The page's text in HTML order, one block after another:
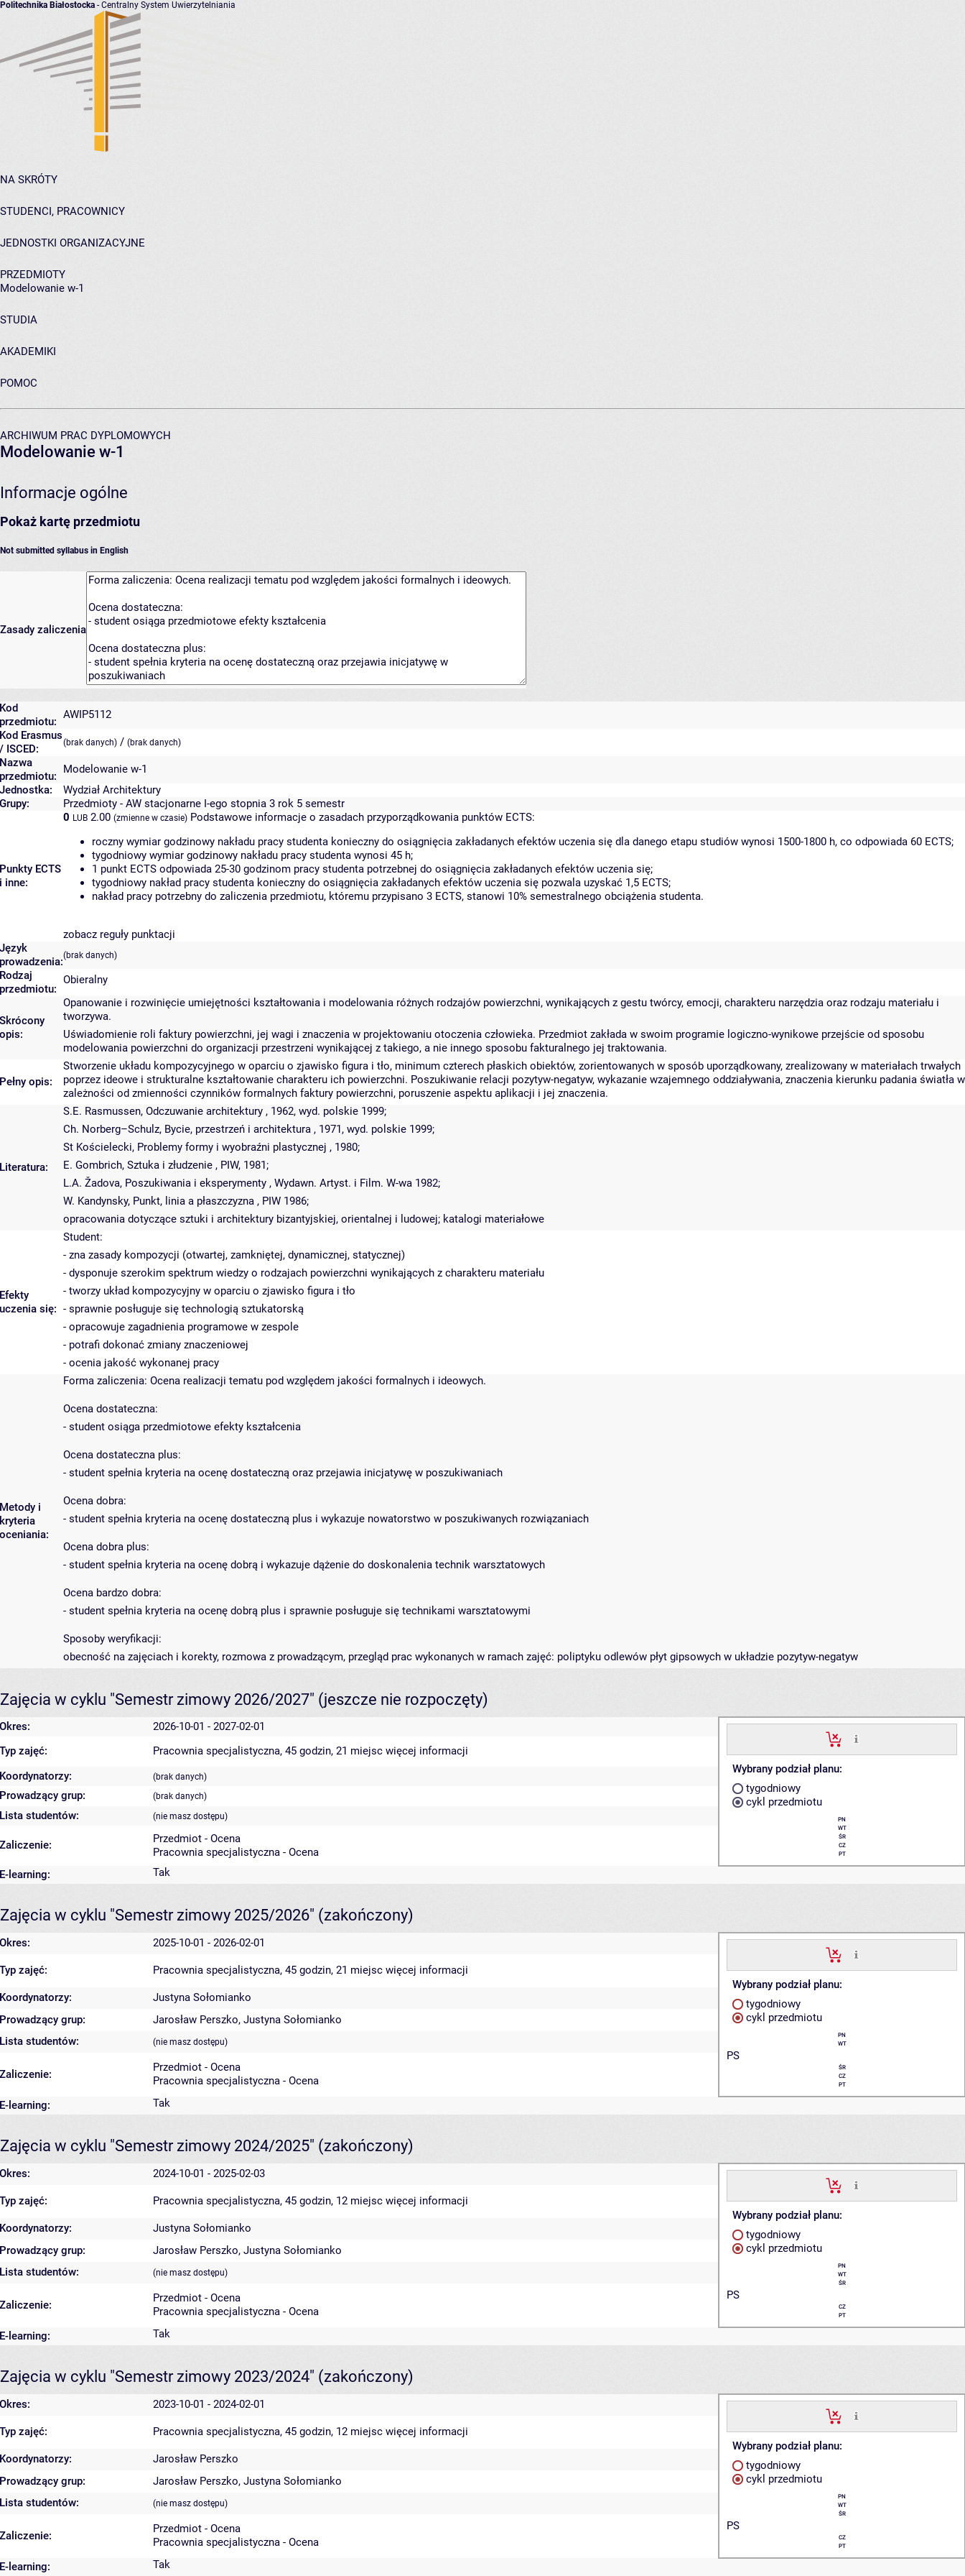
Politechnika Białostocka - Centralny System Uwierzytelniania
NA SKRÓTY
STUDENCI, PRACOWNICY
JEDNOSTKI ORGANIZACYJNE
PRZEDMIOTY
Modelowanie w-1
STUDIA
AKADEMIKI
POMOC
ARCHIWUM PRAC DYPLOMOWYCH
Modelowanie w-1
Informacje ogólne
Pokaż kartę przedmiotu
Not submitted syllabus in English
Zasady zaliczenia
Kod
przedmiotu:
AWIP5112
Kod Erasmus
/ ISCED:
(brak danych) / (brak danych)
Nazwa
przedmiotu:
Modelowanie w-1
Jednostka:
Wydział Architektury
Grupy:
Przedmioty - AW stacjonarne I-ego stopnia 3 rok 5 semestr
Punkty ECTS
i inne:
0 LUB 2.00 (zmienne w czasie) Podstawowe informacje o zasadach przyporządkowania punktów ECTS:
roczny wymiar godzinowy nakładu pracy studenta konieczny do osiągnięcia zakładanych efektów uczenia się dla danego etapu studiów wynosi 1500-1800 h, co odpowiada 60 ECTS;
tygodniowy wymiar godzinowy nakładu pracy studenta wynosi 45 h;
1 punkt ECTS odpowiada 25-30 godzinom pracy studenta potrzebnej do osiągnięcia zakładanych efektów uczenia się;
tygodniowy nakład pracy studenta konieczny do osiągnięcia zakładanych efektów uczenia się pozwala uzyskać 1,5 ECTS;
nakład pracy potrzebny do zaliczenia przedmiotu, któremu przypisano 3 ECTS, stanowi 10% semestralnego obciążenia studenta.
zobacz reguły punktacji
Język
prowadzenia:(brak danych)
Rodzaj
przedmiotu:
Obieralny
Skrócony
opis:
Opanowanie i rozwinięcie umiejętności kształtowania i modelowania różnych rodzajów powierzchni, wynikających z gestu twórcy, emocji, charakteru narzędzia oraz rodzaju materiału i
tworzywa.
Uświadomienie roli faktury powierzchni, jej wagi i znaczenia w projektowaniu otoczenia człowieka. Przedmiot zakłada w swoim programie logiczno-wynikowe przejście od sposobu
modelowania powierzchni do organizacji przestrzeni wynikającej z takiego, a nie innego sposobu fakturalnego jej traktowania.
Pełny opis:
Stworzenie układu kompozycyjnego w oparciu o zjawisko figura i tło, minimum czterech płaskich obiektów, zorientowanych w sposób uporządkowany, zrealizowany w materiałach trwałych
poprzez ideowe i strukturalne kształtowanie charakteru ich powierzchni. Poszukiwanie relacji pozytyw-negatyw, wykazanie wzajemnego oddziaływania, znaczenia kierunku padania światła w
zależności od zmienności czynników formalnych faktury powierzchni, poruszenie aspektu aplikacji i jej znaczenia.
Literatura:
S.E. Rasmussen, Odczuwanie architektury , 1962, wyd. polskie 1999;
Ch. Norberg–Schulz, Bycie, przestrzeń i architektura , 1971, wyd. polskie 1999;
St Kościelecki, Problemy formy i wyobraźni plastycznej , 1980;
E. Gombrich, Sztuka i złudzenie , PIW, 1981;
L.A. Žadova, Poszukiwania i eksperymenty , Wydawn. Artyst. i Film. W-wa 1982;
W. Kandynsky, Punkt, linia a płaszczyzna , PIW 1986;
opracowania dotyczące sztuki i architektury bizantyjskiej, orientalnej i ludowej; katalogi materiałowe
Efekty
uczenia się:
Student:
- zna zasady kompozycji (otwartej, zamkniętej, dynamicznej, statycznej)
- dysponuje szerokim spektrum wiedzy o rodzajach powierzchni wynikających z charakteru materiału
- tworzy układ kompozycyjny w oparciu o zjawisko figura i tło
- sprawnie posługuje się technologią sztukatorską
- opracowuje zagadnienia programowe w zespole
- potrafi dokonać zmiany znaczeniowej
- ocenia jakość wykonanej pracy
Metody i
kryteria
oceniania:
Forma zaliczenia: Ocena realizacji tematu pod względem jakości formalnych i ideowych.
Ocena dostateczna:
- student osiąga przedmiotowe efekty kształcenia
Ocena dostateczna plus:
- student spełnia kryteria na ocenę dostateczną oraz przejawia inicjatywę w poszukiwaniach
Ocena dobra:
- student spełnia kryteria na ocenę dostateczną plus i wykazuje nowatorstwo w poszukiwanych rozwiązaniach
Ocena dobra plus:
- student spełnia kryteria na ocenę dobrą i wykazuje dążenie do doskonalenia technik warsztatowych
Ocena bardzo dobra:
- student spełnia kryteria na ocenę dobrą plus i sprawnie posługuje się technikami warsztatowymi
Sposoby weryfikacji:
obecność na zajęciach i korekty, rozmowa z prowadzącym, przegląd prac wykonanych w ramach zajęć: poliptyku odlewów płyt gipsowych w układzie pozytyw-negatyw
Zajęcia w cyklu "Semestr zimowy 2026/2027" (jeszcze nie rozpoczęty)
Okres: 2026-10-01 - 2027-02-01
Wybrany podział planu:
tygodniowy
cykl przedmiotu
PN
WT
ŚR
CZ
PT
Typ zajęć: Pracownia specjalistyczna, 45 godzin, 21 miejsc więcej informacji
Koordynatorzy:
(brak danych)
Prowadzący grup: (brak danych)
Lista studentów: (nie masz dostępu)
Zaliczenie:
Przedmiot - Ocena
Pracownia specjalistyczna - Ocena
E-learning:
Tak
Zajęcia w cyklu "Semestr zimowy 2025/2026" (zakończony)
Okres: 2025-10-01 - 2026-02-01
Wybrany podział planu:
tygodniowy
cykl przedmiotu
PN
WT
PS
ŚR
CZ
PT
Typ zajęć: Pracownia specjalistyczna, 45 godzin, 21 miejsc więcej informacji
Koordynatorzy:
Justyna Sołomianko
Prowadzący grup:
Jarosław Perszko, Justyna Sołomianko
Lista studentów:
(nie masz dostępu)
Zaliczenie:
Przedmiot - Ocena
Pracownia specjalistyczna - Ocena
E-learning:
Tak
Zajęcia w cyklu "Semestr zimowy 2024/2025" (zakończony)
Okres: 2024-10-01 - 2025-02-03
Wybrany podział planu:
tygodniowy
cykl przedmiotu
PN
WT
ŚR
PS
CZ
PT
Typ zajęć: Pracownia specjalistyczna, 45 godzin, 12 miejsc więcej informacji
Koordynatorzy:
Justyna Sołomianko
Prowadzący grup:
Jarosław Perszko, Justyna Sołomianko
Lista studentów:
(nie masz dostępu)
Zaliczenie:
Przedmiot - Ocena
Pracownia specjalistyczna - Ocena
E-learning:
Tak
Zajęcia w cyklu "Semestr zimowy 2023/2024" (zakończony)
Okres: 2023-10-01 - 2024-02-01
Wybrany podział planu:
tygodniowy
cykl przedmiotu
PN
WT
ŚR
PS
CZ
PT
Typ zajęć: Pracownia specjalistyczna, 45 godzin, 12 miejsc więcej informacji
Koordynatorzy:
Jarosław Perszko
Prowadzący grup:
Jarosław Perszko, Justyna Sołomianko
Lista studentów:
(nie masz dostępu)
Zaliczenie:
Przedmiot - Ocena
Pracownia specjalistyczna - Ocena
E-learning:
Tak